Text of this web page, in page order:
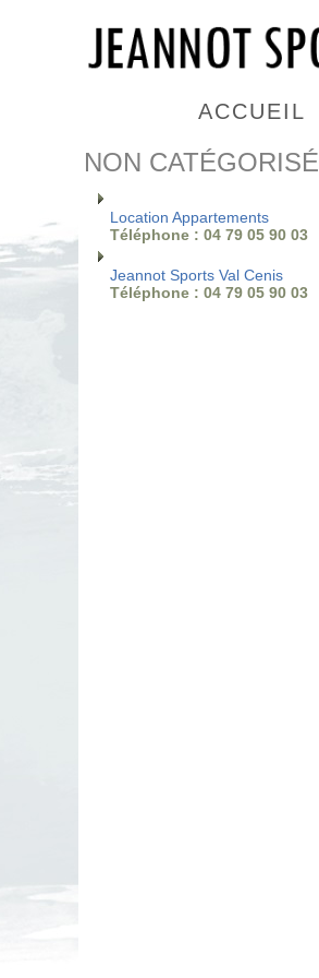
ACCUEIL
NON CATÉGORISÉ
Location Appartements
Téléphone : 04 79 05 90 03
Jeannot Sports Val Cenis
Téléphone : 04 79 05 90 03